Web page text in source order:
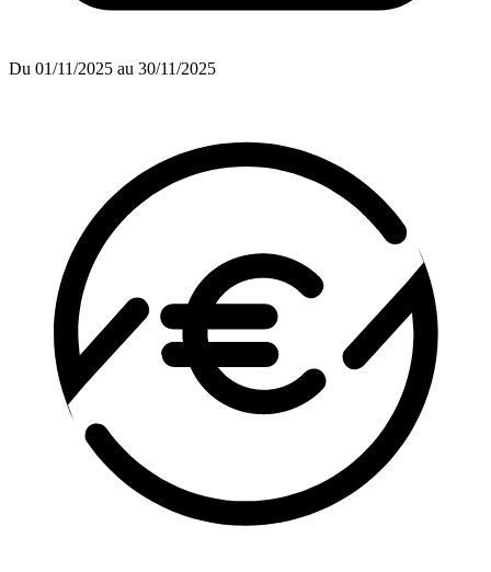
Du 01/11/2025 au 30/11/2025